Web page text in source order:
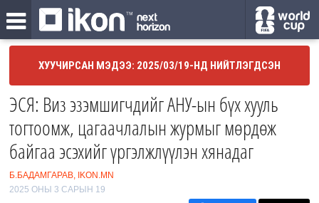
ХУУЧИРСАН МЭДЭЭ: 2025/03/19-НД НИЙТЛЭГДСЭН
ЭСЯ: Виз эзэмшигчдийг АНУ-ын бүх хууль
тогтоомж, цагаачлалын журмыг мөрдөж
байгаа эсэхийг үргэлжлүүлэн хянадаг
Б.БАДАМГАРАВ, IKON.MN
2025 ОНЫ 3 САРЫН 19